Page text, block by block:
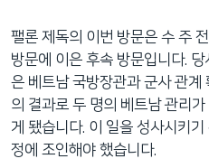
검
색
으
로
이
등
팰론 제독의 이번 방문은 수 주
방문에 이은 후속 방문입니다.
은 베트남 국방장관과 군사 관계
의 결과로 두 명의 베트남 관리
게 됐습니다. 이 일을 성사시키
정에 조인해야 했습니다.